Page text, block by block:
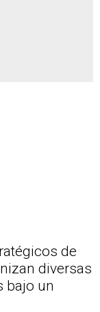
de
diversas
bajo un